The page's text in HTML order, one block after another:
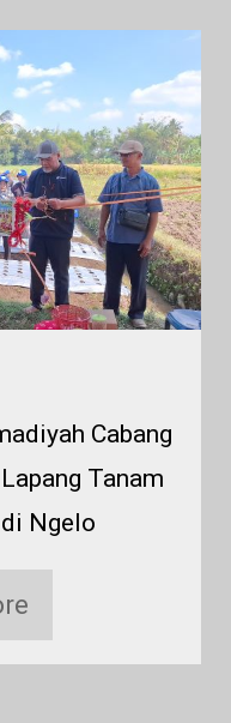
Cabang
Tanam
Ngelo